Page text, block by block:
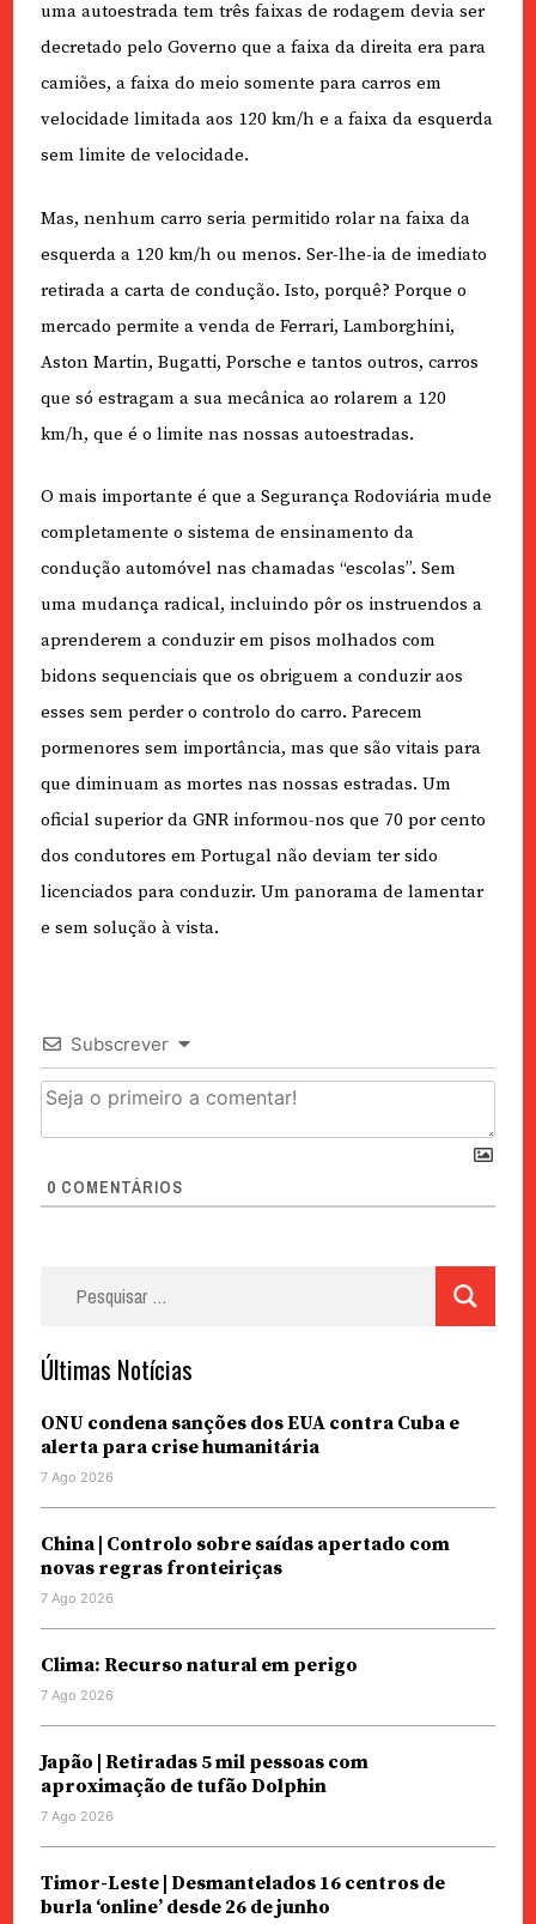
uma autoestrada tem três faixas de rodagem devia ser
decretado pelo Governo que a faixa da direita era para
camiões, a faixa do meio somente para carros em
velocidade limitada aos 120 km/h e a faixa da esquerda
sem limite de velocidade.
Mas, nenhum carro seria permitido rolar na faixa da
esquerda a 120 km/h ou menos. Ser-lhe-ia de imediato
retirada a carta de condução. Isto, porquê? Porque o
mercado permite a venda de Ferrari, Lamborghini,
Aston Martin, Bugatti, Porsche e tantos outros, carros
que só estragam a sua mecânica ao rolarem a 120
km/h, que é o limite nas nossas autoestradas.
O mais importante é que a Segurança Rodoviária mude
completamente o sistema de ensinamento da
condução automóvel nas chamadas “escolas”. Sem
uma mudança radical, incluindo pôr os instruendos a
aprenderem a conduzir em pisos molhados com
bidons sequenciais que os obriguem a conduzir aos
esses sem perder o controlo do carro. Parecem
pormenores sem importância, mas que são vitais para
que diminuam as mortes nas nossas estradas. Um
oficial superior da GNR informou-nos que 70 por cento
dos condutores em Portugal não deviam ter sido
licenciados para conduzir. Um panorama de lamentar
e sem solução à vista.
Subscrever
0 COMENTÁRIOS
Últimas Notícias
ONU condena sanções dos EUA contra Cuba e
alerta para crise humanitária
7 Ago 2026
China | Controlo sobre saídas apertado com
novas regras fronteiriças
7 Ago 2026
Clima: Recurso natural em perigo
7 Ago 2026
Japão | Retiradas 5 mil pessoas com
aproximação de tufão Dolphin
7 Ago 2026
Timor-Leste | Desmantelados 16 centros de
burla ‘online’ desde 26 de junho